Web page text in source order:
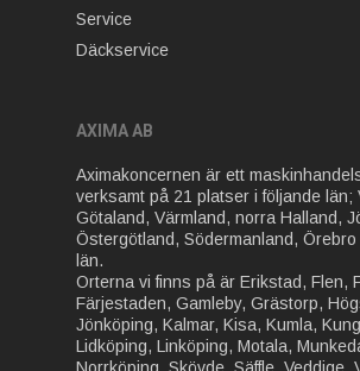
Service
Däckservice
AXIMA AB
Aximakoncernen är ett
verksamt på 21 platser i följande län;
Götaland, Värmland, norra Halland,
Östergötland, Södermanland, Örebro
län.
Orterna vi finns på är Erikstad, Flen,
Färjestaden, Gamleby, Grästorp,
Jönköping, Kalmar, Kisa, Kumla,
Lidköping, Linköping, Motala,